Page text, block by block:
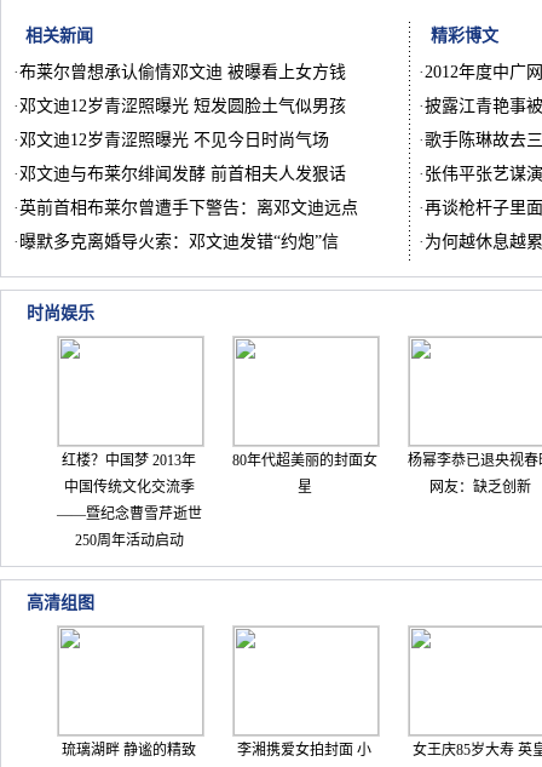
相关新闻
·布莱尔曾想承认偷情邓文迪 被曝看上女方钱
· 邓文迪12岁青涩照曝光 短发圆脸土气似男孩
· 邓文迪12岁青涩照曝光 不见今日时尚气场
· 邓文迪与布莱尔绯闻发酵 前首相夫人发狠话
·英前首相布莱尔曾遭手下警告：离邓文迪远点
· 曝默多克离婚导火索：邓文迪发错“约炮”信
精彩博文
·2012年度中广
·披露江青艳事
·歌手陈琳故去
· 张伟平张艺谋
·再谈枪杆子里
· 为何越休息越
时尚娱乐
红楼？中国梦 2013年
中国传统文化交流季
——暨纪念曹雪芹逝世
250周年活动启动
80年代超美丽的封面女
星
杨幂李恭已退央视春
网友：缺乏创新
高清组图
琉璃湖畔 静谧的精致
李湘携爱女拍封面 小
女王庆85岁大寿 英